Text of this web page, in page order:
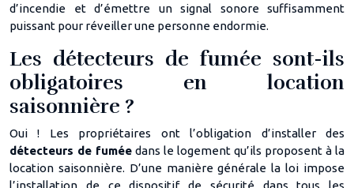
d’incendie et d’émettre un signal sonore suffisamment
puissant pour réveiller une personne endormie.
Les détecteurs de fumée sont-ils
obligatoires en location
saisonnière ?
Oui ! Les propriétaires ont l’obligation d’installer des
détecteurs de fumée dans le logement qu’ils proposent à la
location saisonnière. D’une manière générale la loi impose
l’installation de ce dispositif de sécurité dans tous les